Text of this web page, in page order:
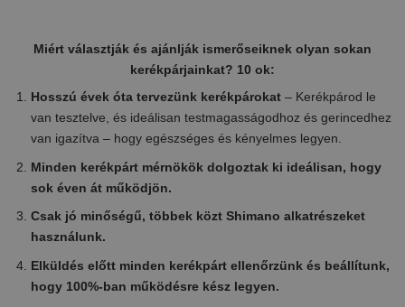
Miért választják és ajánlják ismerőseiknek olyan sokan
kerékpárjainkat? 10 ok:
Hosszú évek óta tervezünk kerékpárokat – Kerékpárod le
van tesztelve, és ideálisan testmagasságodhoz és gerincedhez
van igazítva – hogy egészséges és kényelmes legyen.
Minden kerékpárt mérnökök dolgoztak ki ideálisan, hogy
sok éven át működjön.
Csak jó minőségű, többek közt Shimano alkatrészeket
használunk.
Elküldés előtt minden kerékpárt ellenőrzünk és beállítunk,
hogy 100%-ban működésre kész legyen.